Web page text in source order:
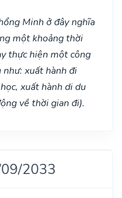
Minh ở đây nghĩa
một khoảng thời
thực hiện một công
như: xuất hành đi
xuất hành di du
về thời gian đi).
2033